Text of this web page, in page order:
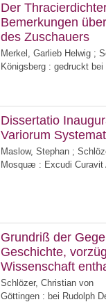
Der
Bemerkungen
des Zuschauers
Merkel, Garlieb Helwig ;
Königsberg : gedruckt
Dissertatio
Variorum
Maslow, Stephan ;
Mosquæ : Excudi Curavit
Grundriß der
Geschichte,
Wissenschaft
Schlözer, Christian von
Göttingen : bei Rudolph